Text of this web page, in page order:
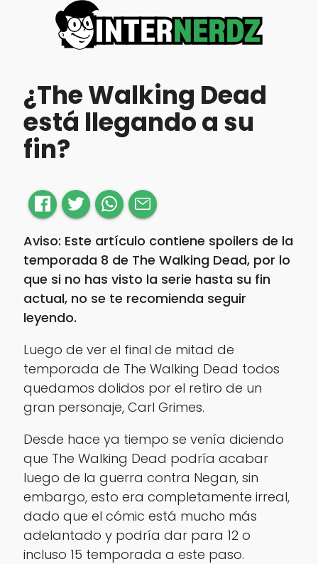
¿The Walking Dead
está llegando a su
fin?
Aviso: Este artículo contiene spoilers de la
temporada 8 de The Walking Dead, por lo
que si no has visto la serie hasta su fin
actual, no se te recomienda seguir
leyendo.
Luego de ver el final de mitad de
temporada de The Walking Dead todos
quedamos dolidos por el retiro de un
gran personaje, Carl Grimes.
Desde hace ya tiempo se venía diciendo
que The Walking Dead podría acabar
luego de la guerra contra Negan, sin
embargo, esto era completamente irreal,
dado que el cómic está mucho más
adelantado y podría dar para 12 o
incluso 15 temporada a este paso.